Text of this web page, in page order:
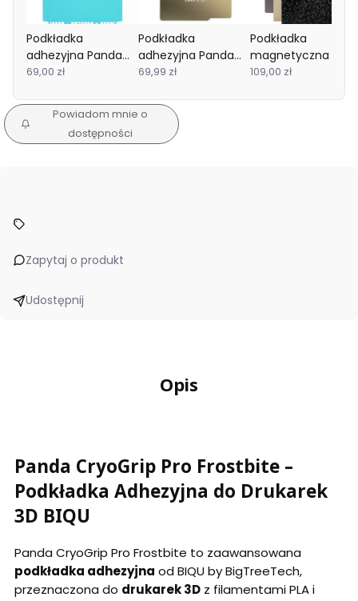
Podkładka
adhezyjna Panda
CryoGrip Pro Glacier
69,00 zł
Podkładka
adhezyjna Panda
PEI/PET do Bambu
69,99 zł
Podkładka
magnetyczna PEI +
PEO 235x235mm
109,00 zł
Powiadom mnie o
dostępności
Zapytaj o produkt
Udostępnij
Opis
Panda CryoGrip Pro Frostbite –
Podkładka Adhezyjna do Drukarek
3D BIQU
Panda CryoGrip Pro Frostbite to zaawansowana
podkładka adhezyjna od BIQU by BigTreeTech,
przeznaczona do drukarek 3D z filamentami PLA i